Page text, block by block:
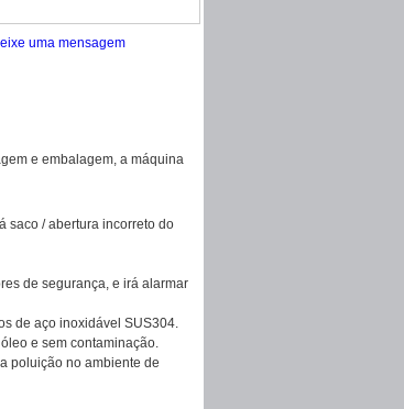
e embalagem, a máquina
saco / abertura incorreto do
de segurança, e irá alarmar
de aço inoxidável SUS304.
e sem contaminação.
poluição no ambiente de